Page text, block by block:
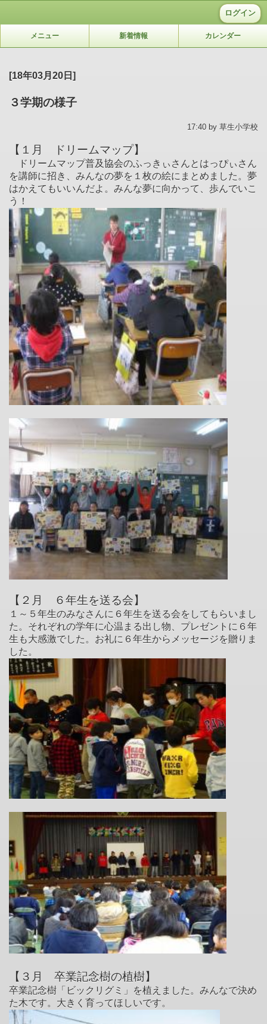
ログイン
メニュー 新着情報 カレンダー
[18年03月20日]
３学期の様子
17:40 by 草生小学校
【１月 ドリームマップ】
ドリームマップ普及協会のふっきぃさんとはっぴぃさん
を講師に招き、みんなの夢を１枚の絵にまとめました。夢
はかえてもいいんだよ。みんな夢に向かって、歩んでいこ
う！
【２月 ６年生を送る会】
１～５年生のみなさんに６年生を送る会をしてもらいまし
た。それぞれの学年に心温まる出し物、プレゼントに６年
生も大感激でした。お礼に６年生からメッセージを贈りま
した。
【３月 卒業記念樹の植樹】
卒業記念樹「ビックリグミ」を植えました。みんなで決め
た木です。大きく育ってほしいです。